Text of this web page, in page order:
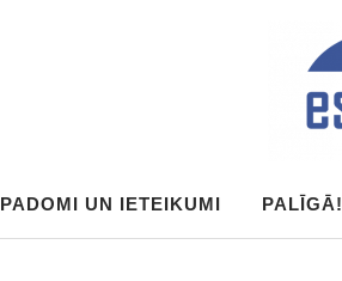
PADOMI UN IETEIKUMI PALĪGĀ!